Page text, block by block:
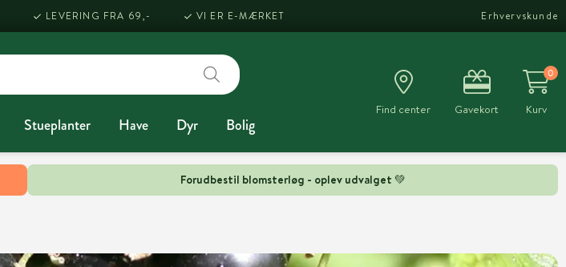
Forudbestil blomsterløg - oplev udvalget 💚
LEVERING FRA 69,- VI ER E-MÆRKET Erhvervskunde
Stueplanter Have Dyr Bolig
Find center Gavekort
0
Kurv